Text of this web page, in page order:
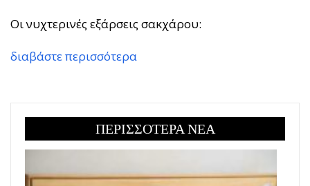
Οι νυχτερινές εξάρσεις σακχάρου:
διαβάστε περισσότερα
ΠΕΡΙΣΣΟΤΕΡΑ ΝΕΑ